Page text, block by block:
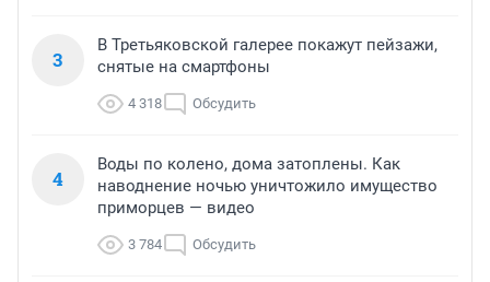
3
В Третьяковской галерее покажут пейзажи,
снятые на смартфоны
4 318 Обсудить
4
Воды по колено, дома затоплены. Как
наводнение ночью уничтожило имущество
приморцев — видео
3 784 Обсудить